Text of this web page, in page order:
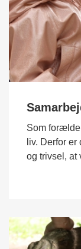
Som
liv. Derfor
og trivsel, at